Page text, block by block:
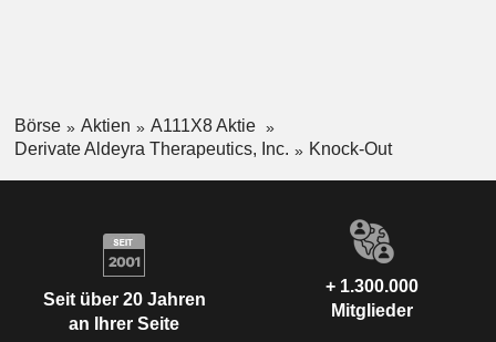
Börse Aktien
A111X8 Aktie
Derivate Aldeyra Therapeutics, Inc.
Knock-Out
Seit über 20 Jahren
an Ihrer Seite
+ 1.300.000
Mitglieder